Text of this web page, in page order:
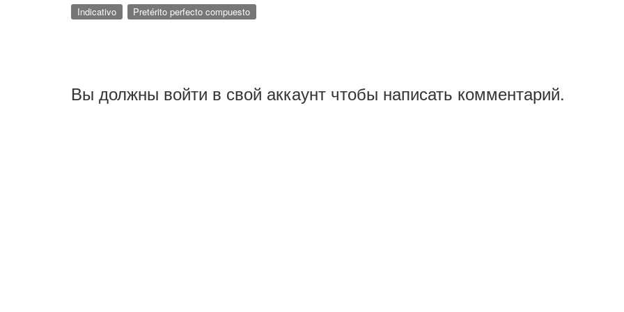
Indicativo Pretérito perfecto compuesto
Вы должны войти в свой аккаунт чтобы написать комментарий.